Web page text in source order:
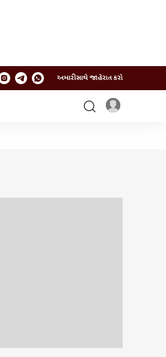
અમારી સાથે જાહેરાત કરો